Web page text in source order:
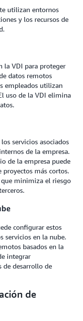
utilizan entornos
y los recursos de
la VDI para proteger
datos remotos
empleados utilizan
uso de la VDI elimina
servicios asociados
de la empresa.
de la empresa puede
proyectos más cortos.
minimiza el riesgo
configurar estos
servicios en la nube.
basados en la
integrar
de desarrollo de
de